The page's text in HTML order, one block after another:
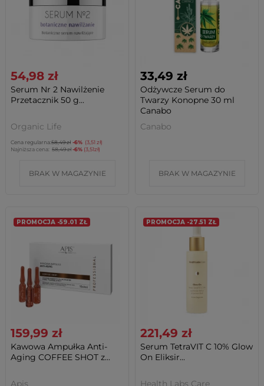
54,98 zł
Serum Nr 2 Nawilżenie
Przetacznik 50 g...
Organic Life
Cena regularna:58,49 zł -6% (3,51 zł)
Najniższa cena: 58,49 zł-6% (3,51zł)
BRAK W MAGAZYNIE
33,49 zł
Odżywcze Serum do
Twarzy Konopne 30 ml
Canabo
Canabo
BRAK W MAGAZYNIE
PROMOCJA -59.01 ZŁ
159,99 zł
Kawowa Ampułka Anti-
Aging COFFEE SHOT z...
Apis
PROMOCJA -27.51 ZŁ
221,49 zł
Serum TetraVIT C 10% Glow
On Eliksir...
Health Labs Care